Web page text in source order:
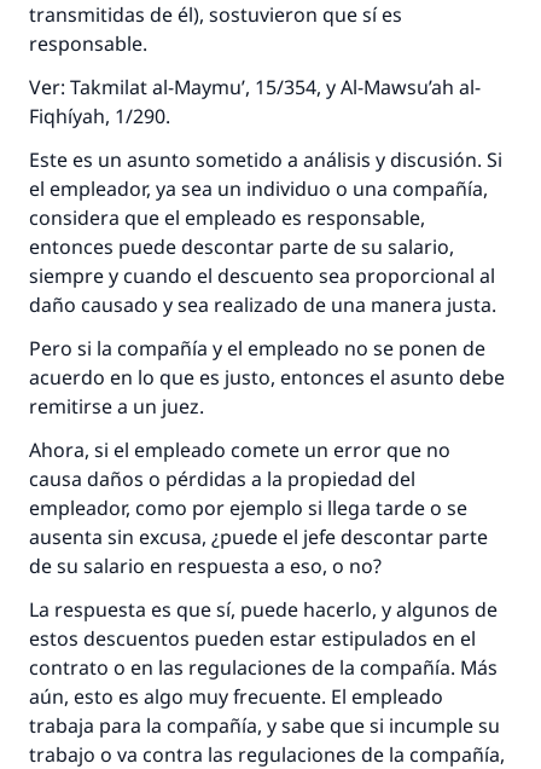
transmitidas de él), sostuvieron que sí es
responsable.
Ver: Takmilat al-Maymu’, 15/354, y Al-Mawsu’ah al-
Fiqhíyah, 1/290.
Este es un asunto sometido a análisis y discusión. Si
el empleador, ya sea un individuo o una compañía,
considera que el empleado es responsable,
entonces puede descontar parte de su salario,
siempre y cuando el descuento sea proporcional al
daño causado y sea realizado de una manera justa.
Pero si la compañía y el empleado no se ponen de
acuerdo en lo que es justo, entonces el asunto debe
remitirse a un juez.
Ahora, si el empleado comete un error que no
causa daños o pérdidas a la propiedad del
empleador, como por ejemplo si llega tarde o se
ausenta sin excusa, ¿puede el jefe descontar parte
de su salario en respuesta a eso, o no?
La respuesta es que sí, puede hacerlo, y algunos de
estos descuentos pueden estar estipulados en el
contrato o en las regulaciones de la compañía. Más
aún, esto es algo muy frecuente. El empleado
trabaja para la compañía, y sabe que si incumple su
trabajo o va contra las regulaciones de la compañía,